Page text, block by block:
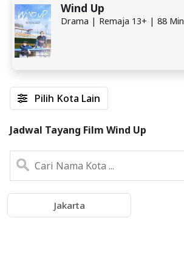
Wind Up
Drama | Remaja 13+ | 88 Min
Pilih Kota Lain
Jadwal Tayang Film Wind Up
Jakarta